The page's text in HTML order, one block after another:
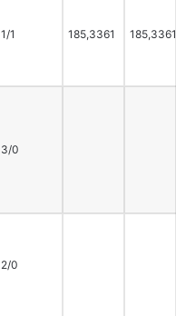
1/1 185,3361 185,3361
3/0
2/0